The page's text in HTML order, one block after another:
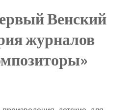
Венский
журналов